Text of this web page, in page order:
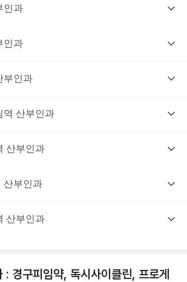
인과
인과
부인과
역 산부인과
산부인과
산부인과
산부인과
: 경구피임약, 독시사이클린, 프로게